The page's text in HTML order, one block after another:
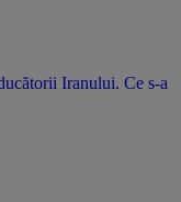
Iranului. Ce s-a